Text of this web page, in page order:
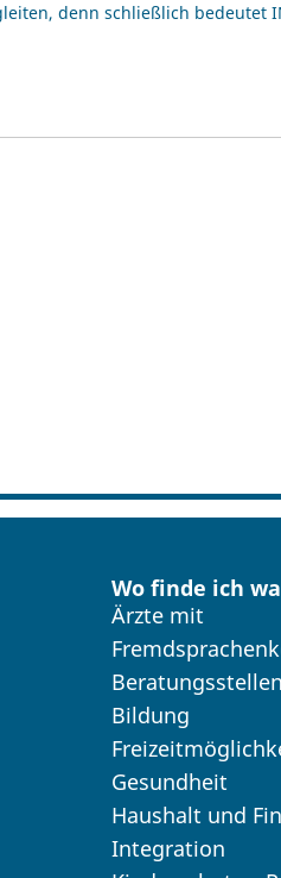
denn schließlich bedeutet
Wo finde ich
Ärzte mit
Beratungsstellen
Bildung
Gesundheit
Haushalt und
Integration